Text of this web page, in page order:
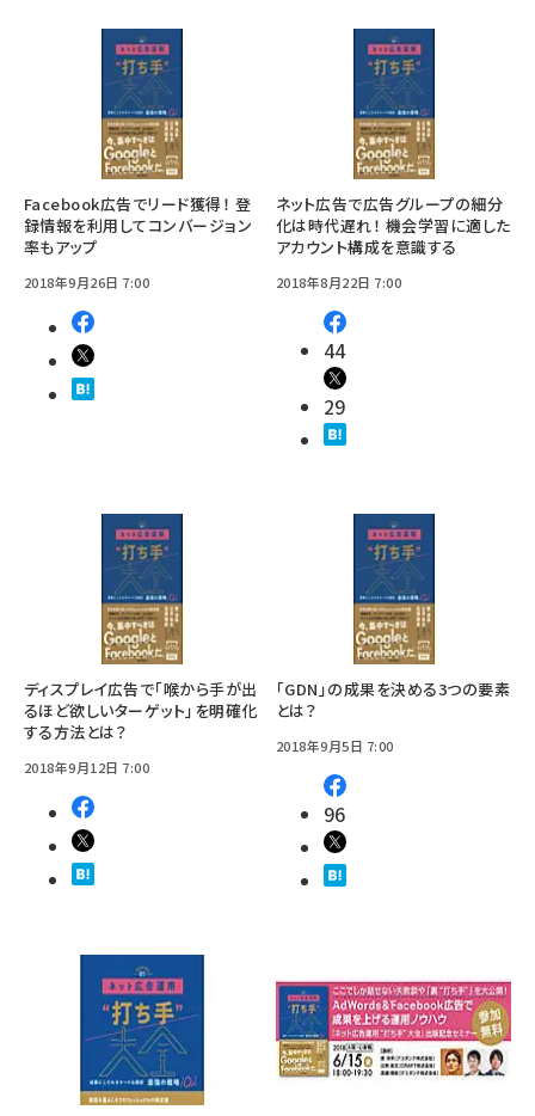
Facebook広告でリード獲得！ 登
録情報を利用してコンバージョン
率もアップ
2018年9月26日 7:00
ネット広告で広告グループの細分
化は時代遅れ！ 機会学習に適した
アカウント構成を意識する
2018年8月22日 7:00
44
29
ディスプレイ広告で「喉から手が出
るほど欲しいターゲット」を明確化
する方法とは？
2018年9月12日 7:00
「GDN」の成果を決める3つの要素
とは？
2018年9月5日 7:00
96